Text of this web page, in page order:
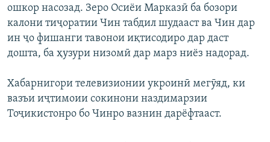
ошкор насозад. Зеро Осиёи Марказӣ ба бозори
калони тиҷоратии Чин табдил шудааст ва Чин дар
ин ҷо фишанги тавонои иқтисодиро дар даст
дошта, ба ҳузури низомӣ дар марз ниёз надорад.
Хабарнигори телевизионии укроинӣ мегӯяд, ки
вазъи иҷтимоии сокинони наздимарзии
Тоҷикистонро бо Чинро вазнин дарёфтааст.